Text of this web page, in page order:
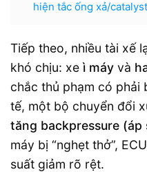
hiện tắc ống xả/
Tiếp theo, nhiều tài xế
khó chịu: xeì máy và
chắc thủ phạm có phải
tế, một bộ chuyển đổi
tăng backpressure (áp
máy bị “nghẹt thở”,
suất giảm rõ rệt.